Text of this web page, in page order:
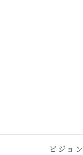
ビジョン